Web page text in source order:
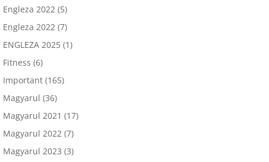
Engleza 2022 (5)
Engleza 2022 (7)
ENGLEZA 2025(1)
Fitness (6)
Important(165)
Magyarul (36)
Magyarul 2021 (17)
Magyarul 2022 (7)
Magyarul 2023 (3)